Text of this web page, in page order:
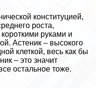
конституцией,
роста,
руками и
Астеник – высокого
клеткой, весь как бы
– это значит
остальное тоже.